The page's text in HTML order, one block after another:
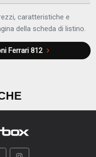
caratteristiche e
della scheda di listino.
Ferrari 812